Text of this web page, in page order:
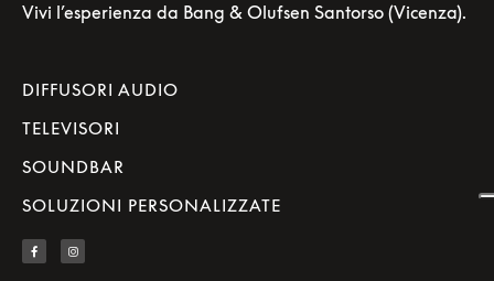
Vivi l’esperienza da Bang & Olufsen Santorso (Vicenza).
DIFFUSORI AUDIO
TELEVISORI
SOUNDBAR
SOLUZIONI PERSONALIZZATE